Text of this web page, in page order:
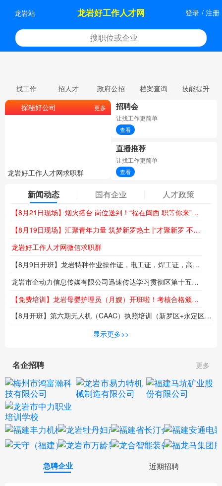
龙岩站 龙岩好工作人才网 登录 / 注册
找工作 招人才 政府公招 档案查询
技能提升
探秘好公司
更多
龙岩好工作人才网求职群 龙岩好工作人才网委托招聘
招聘会
让找工作更简单
查看
直播推荐
让找工作更简单
查看
新闻动态 国有企业 人才政策
【8月21日现场】烟火搭台 岗位送到！“福在闽西 职等你来”夜市专场招聘会火热来袭
【8月19日现场】汇聚青年力量 筑梦新罗热土 |“才聚新罗 不负韶华”专场招聘会即将举行
龙岩好工作人才网微信求职群
【8月9日开班】龙岩特种作业操作证，电工证，焊工证，高空作业证，报名培训报名火热进行中...
龙岩市企动力信息传媒有限公司迅速传达学习贯彻区第十五次党代会精神
【免费培训】龙岩母婴护理员（月嫂）开班啦！考核合格颁发职业技能等级证书！名额有限！
【8月开班】第六期无人机（CAAC）执照培训（新罗区+永定区）同步热招中！低空时代来临，技能成就未来！
显示更多>>
名企招聘 更多
急聘企业 近期招聘